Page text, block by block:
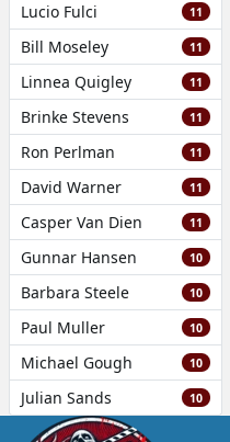
Lucio Fulci 11
Bill Moseley 11
Linnea Quigley 11
Brinke Stevens 11
Ron Perlman 11
David Warner 11
Casper Van Dien 11
Gunnar Hansen 10
Barbara Steele 10
Paul Muller 10
Michael Gough 10
Julian Sands 10